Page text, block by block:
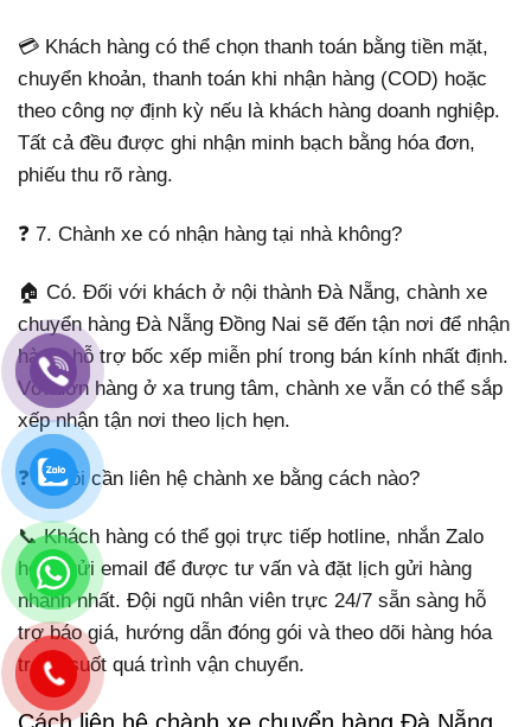
💳 Khách hàng có thể chọn thanh toán bằng tiền mặt,
chuyển khoản, thanh toán khi nhận hàng (COD) hoặc
theo công nợ định kỳ nếu là khách hàng doanh nghiệp.
Tất cả đều được ghi nhận minh bạch bằng hóa đơn,
phiếu thu rõ ràng.
❓ 7. Chành xe có nhận hàng tại nhà không?
🏠 Có. Đối với khách ở nội thành Đà Nẵng, chành xe
chuyển hàng Đà Nẵng Đồng Nai sẽ đến tận nơi để nhận
hàng, hỗ trợ bốc xếp miễn phí trong bán kính nhất định.
Với đơn hàng ở xa trung tâm, chành xe vẫn có thể sắp
xếp nhận tận nơi theo lịch hẹn.
❓ 8. Tôi cần liên hệ chành xe bằng cách nào?
📞 Khách hàng có thể gọi trực tiếp hotline, nhắn Zalo
hoặc gửi email để được tư vấn và đặt lịch gửi hàng
nhanh nhất. Đội ngũ nhân viên trực 24/7 sẵn sàng hỗ
trợ báo giá, hướng dẫn đóng gói và theo dõi hàng hóa
trong suốt quá trình vận chuyển.